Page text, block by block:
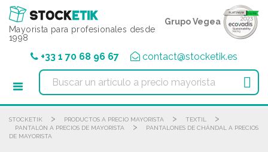
Mayorista para profesionales desde
1998
Grupo Vegea
+33 1 70 68 96 67 contact@stocketik.es

STOCKETIK > PRODUCTOS A PRECIO MAYORISTA > TEXTIL >
PANTALÓN A PRECIOS DE MAYORISTA >
PANTALONES DE CHÁNDAL A PRECIOS
DE MAYORISTA
Panel de gestión de cookies